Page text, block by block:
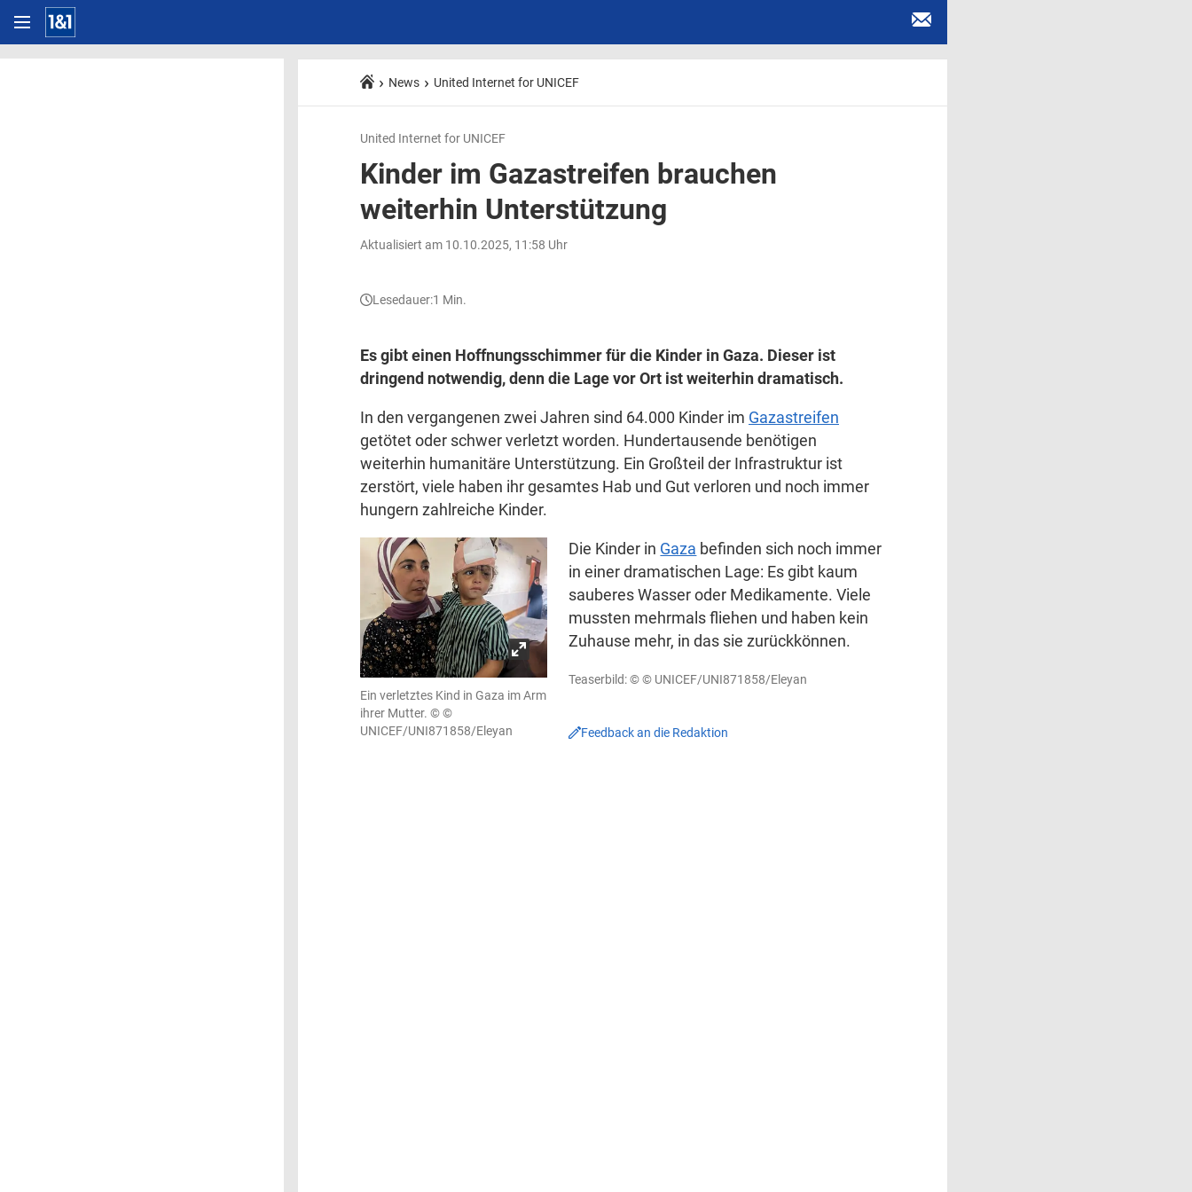
News United Internet for UNICEF
United Internet for UNICEF
Kinder im Gazastreifen brauchen
weiterhin Unterstützung
Aktualisiert am 10.10.2025, 11:58 Uhr
Lesedauer:1 Min.
Es gibt einen Hoffnungsschimmer für die Kinder in Gaza. Dieser ist
dringend notwendig, denn die Lage vor Ort ist weiterhin dramatisch.
In den vergangenen zwei Jahren sind 64.000 Kinder im Gazastreifen
getötet oder schwer verletzt worden. Hundertausende benötigen
weiterhin humanitäre Unterstützung. Ein Großteil der Infrastruktur ist
zerstört, viele haben ihr gesamtes Hab und Gut verloren und noch immer
hungern zahlreiche Kinder.
Ein verletztes Kind in Gaza im Arm
ihrer Mutter. © ©
UNICEF/UNI871858/Eleyan
Die Kinder in Gaza befinden sich noch immer
in einer dramatischen Lage: Es gibt kaum
sauberes Wasser oder Medikamente. Viele
mussten mehrmals fliehen und haben kein
Zuhause mehr, in das sie zurückkönnen.
Teaserbild:©© UNICEF/UNI871858/Eleyan
Feedbackan die Redaktion